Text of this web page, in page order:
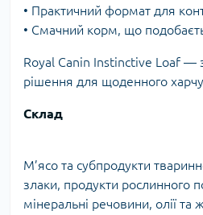
• Практичний формат для
• Смачний корм, що
Royal Canin Instinctive Loaf —
рішення для щоденного
Склад
М’ясо та субпродукти
злаки, продукти рослинного
мінеральні речовини, олії